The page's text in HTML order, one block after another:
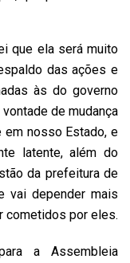
que ela será muito
das ações e
às do governo
de mudança
nosso Estado, e
latente, além do
da prefeitura de
vai depender mais
cometidos por eles.
a Assembleia